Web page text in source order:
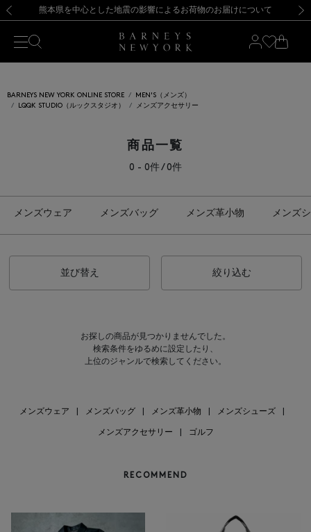
新規登録のお客様も対象！＜MY BARNEYS＞会員のお客様は11,000円（税込）以上のお買上げで常時送料無料！お買い物の際は会員登録を！
【夏季休業に伴う返品・交換承り一時停止のお知らせ】（2026.8.5）
熊本県を中心とした地震の影響によるお荷物のお届けについて
【開催中】SUMMER SALEのご案内・ご注意事項 新規登録のお客様も対象！＜MY BARNEYS＞会員のお客様は11,000円（税込）以上のお買上げで常時送料無料！お買い物の際は会員登録を！
【夏季休業に伴う返品・交換承り一時停止のお知らせ】（2026.8.5）
BARNEYS NEW YORK ONLINE STORE
MEN'S（メンズ）
LQQK STUDIO（ルックスタジオ）
メンズアクセサリー
商品一覧
0 - 0件 / 0件
メンズウェア メンズバッグ メンズ革小物 メンズ
並び替え 絞り込む
お探しの商品が見つかりませんでした。
検索条件をゆるめに設定したり、
上位のジャンルで検索してください。
メンズウェア メンズバッグ メンズ革小物 メンズシューズ
メンズアクセサリー ゴルフ
RECOMMEND